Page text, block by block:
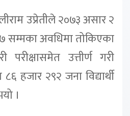
उप्रेतीले २०७३ असार २
अवधिमा तोकिएका
उत्तीर्ण गरी
८६ हजार २९२ जना विद्यार्थी
।